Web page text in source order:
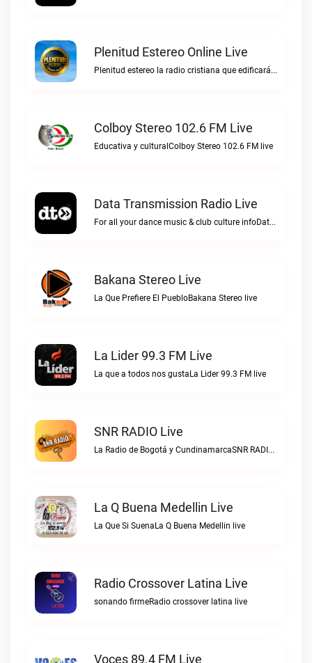
Plenitud Estereo Online Live
Plenitud estereo la radio cristiana que edificará tu vida.Plenitud Estereo Online live
Colboy Stereo 102.6 FM Live
Educativa y culturalColboy Stereo 102.6 FM live
Data Transmission Radio Live
For all your dance music & club culture infoData Transmission Radio live
Bakana Stereo Live
La Que Prefiere El PuebloBakana Stereo live
La Lider 99.3 FM Live
La que a todos nos gustaLa Lider 99.3 FM live
SNR RADIO Live
La Radio de Bogotá y CundinamarcaSNR RADIO live
La Q Buena Medellin Live
La Que Si SuenaLa Q Buena Medellin live
Radio Crossover Latina Live
sonando firmeRadio crossover latina live
Voces 89.4 FM Live